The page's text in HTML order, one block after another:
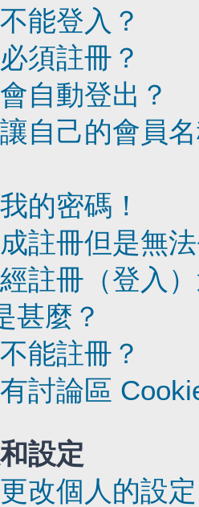
能登入？
須註冊？
自動登出？
自己的會員
的密碼！
註冊但是無
註冊（登入
甚麼？
能註冊？
有討論區
設定
改個人的設